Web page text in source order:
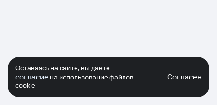
Оставаясь на сайте, вы даете
согласие на использование файлов
cookie
Согласен